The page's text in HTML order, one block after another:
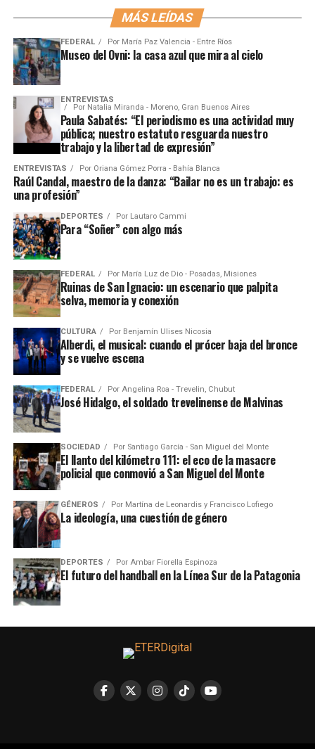
MÁS LEÍDAS
FEDERAL Por María Paz Valencia - Entre Ríos
Museo del Ovni: la casa azul que mira al cielo
ENTREVISTAS
Por Natalia Miranda - Moreno, Gran Buenos Aires
Paula Sabatés: “El periodismo es una actividad muy
pública; nuestro estatuto resguarda nuestro
trabajo y la libertad de expresión”
ENTREVISTAS Por Oriana Gómez Porra - Bahía Blanca
Raúl Candal, maestro de la danza: “Bailar no es un trabajo: es
una profesión”
DEPORTES Por Lautaro Cammi
Para “Soñer” con algo más
FEDERAL Por María Luz de Dio - Posadas, Misiones
Ruinas de San Ignacio: un escenario que palpita
selva, memoria y conexión
CULTURA Por Benjamín Ulises Nicosia
Alberdi, el musical: cuando el prócer baja del bronce
y se vuelve escena
FEDERAL Por Angelina Roa - Trevelin, Chubut
José Hidalgo, el soldado trevelinense de Malvinas
SOCIEDAD Por Santiago García - San Miguel del Monte
El llanto del kilómetro 111: el eco de la masacre
policial que conmovió a San Miguel del Monte
GÉNEROS Por Martína de Leonardis y Francisco Lofiego
La ideología, una cuestión de género
DEPORTES Por Ambar Fiorella Espinoza
El futuro del handball en la Línea Sur de la Patagonia